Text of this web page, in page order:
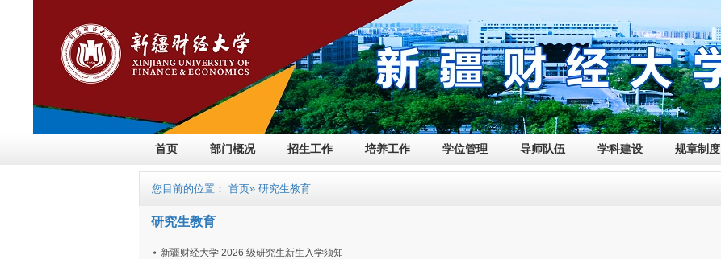
首页 部门概况 招生工作 培养工作 学位管理 导师队伍 学科建设 规章制度
您目前的位置： 首页» 研究生教育
研究生教育
新疆财经大学 2026 级研究生新生入学须知